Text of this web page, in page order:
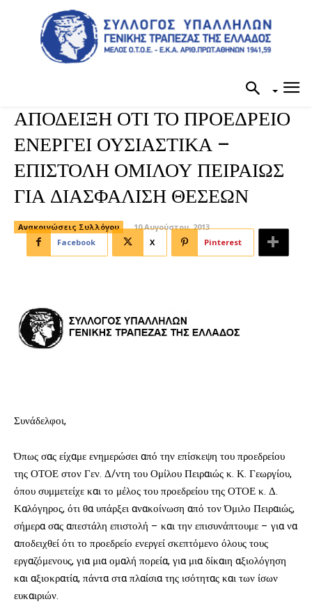
ΑΠΟΔΕΙΞΗ ΟΤΙ ΤΟ ΠΡΟΕΔΡΕΙΟ
ΕΝΕΡΓΕΙ ΟΥΣΙΑΣΤΙΚΑ –
ΕΠΙΣΤΟΛΗ ΟΜΙΛΟΥ ΠΕΙΡΑΙΩΣ
ΓΙΑ ΔΙΑΣΦΑΛΙΣΗ ΘΕΣΕΩΝ
Ανακοινώσεις Συλλόγου
10 Αυγούστου, 2013
Facebook
X Pinterest
Συνάδελφοι,
Όπως σας είχαμε ενημερώσει από την επίσκεψη του προεδρείου
της ΟΤΟΕ στον Γεν. Δ/ντη του Ομίλου Πειραιώς κ. Κ. Γεωργίου,
όπου συμμετείχε και το μέλος του προεδρείου της ΟΤΟΕ κ. Δ.
Καλόγηρος, ότι θα υπάρξει ανακοίνωση από τον Όμιλο Πειραιώς,
σήμερα σας απεστάλη επιστολή – και την επισυνάπτουμε – για να
αποδειχθεί ότι το προεδρείο ενεργεί σκεπτόμενο όλους τους
εργαζόμενους, για μια ομαλή πορεία, για μια δίκαιη αξιολόγηση
και αξιοκρατία, πάντα στα πλαίσια της ισότητας και των ίσων
ευκαιριών.